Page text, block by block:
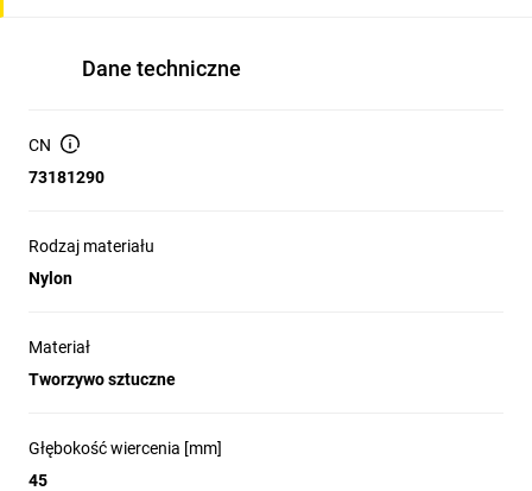
Dane techniczne
CN
73181290
Rodzaj materiału
Nylon
Materiał
Tworzywo sztuczne
Głębokość wiercenia [mm]
45